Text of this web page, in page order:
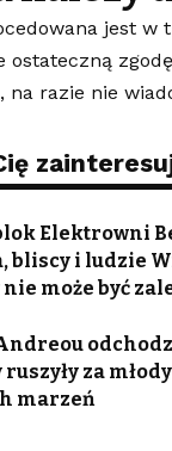
jest w
ostateczną
na razie nie
Elektrowni
bliscy i ludzie
może być
za
marzeń